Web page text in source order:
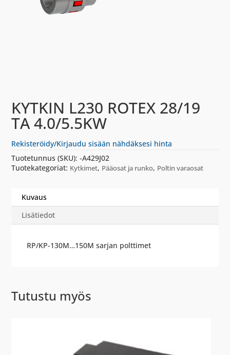
KYTKIN L230 ROTEX 28/19
TA 4.0/5.5KW
Rekisteröidy/Kirjaudu sisään nähdäksesi hinta
Tuotetunnus (SKU):-A429J02
Tuotekategoriat: Kytkimet, Pääosat ja runko, Poltin varaosat
Kuvaus
Lisätiedot
RP/KP-130M…150M sarjan polttimet
Tutustu myös